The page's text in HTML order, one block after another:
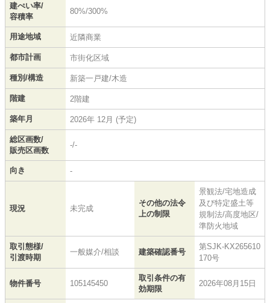
建ぺい率/
容積率
80%/300%
用途地域 近隣商業
都市計画 市街化区域
種別/構造 新築一戸建/木造
階建 2階建
築年月 2026年 12月 (予定)
総区画数/
販売区画数
-/-
向き -
現況 未完成
その他の法令
上の制限
景観法/宅地造成
及び特定盛土等
規制法/高度地区/
準防火地域
取引態様/
引渡時期
一般媒介/相談 建築確認番号
第SJK-KX265610
170号
物件番号 105145450
取引条件の有
効期限
2026年08月15日